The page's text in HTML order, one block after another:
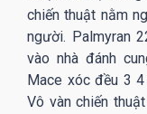
chiến thuật nằm
người. Palmyran
vào nhà đánh
Mace xóc đều 3
Vô vàn chiến